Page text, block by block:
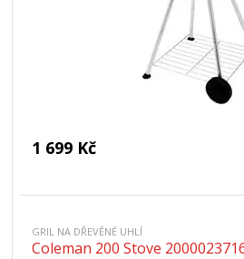
1 699 Kč
GRIL NA DŘEVĚNÉ UHLÍ
Coleman 200 Stove